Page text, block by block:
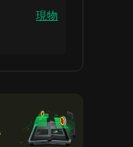
現物